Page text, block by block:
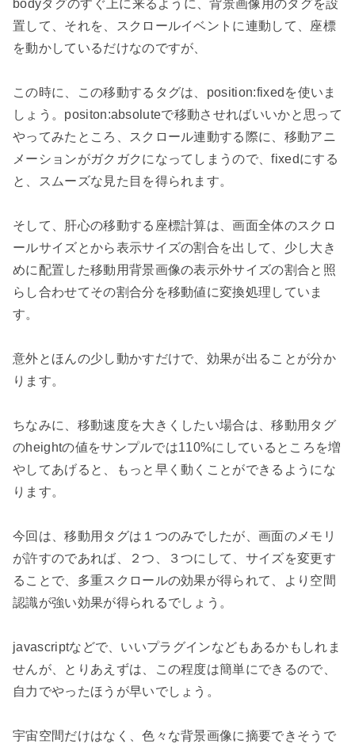
bodyタグのすぐ上に来るように、背景画像用のタグを設
置して、それを、スクロールイベントに連動して、座標
を動かしているだけなのですが、
この時に、この移動するタグは、position:fixedを使いま
しょう。positon:absoluteで移動させればいいかと思って
やってみたところ、スクロール連動する際に、移動アニ
メーションがガクガクになってしまうので、fixedにする
と、スムーズな見た目を得られます。
そして、肝心の移動する座標計算は、画面全体のスクロ
ールサイズとから表示サイズの割合を出して、少し大き
めに配置した移動用背景画像の表示外サイズの割合と照
らし合わせてその割合分を移動値に変換処理していま
す。
意外とほんの少し動かすだけで、効果が出ることが分か
ります。
ちなみに、移動速度を大きくしたい場合は、移動用タグ
のheightの値をサンプルでは110%にしているところを増
やしてあげると、もっと早く動くことができるようにな
ります。
今回は、移動用タグは１つのみでしたが、画面のメモリ
が許すのであれば、２つ、３つにして、サイズを変更す
ることで、多重スクロールの効果が得られて、より空間
認識が強い効果が得られるでしょう。
javascriptなどで、いいプラグインなどもあるかもしれま
せんが、とりあえずは、この程度は簡単にできるので、
自力でやったほうが早いでしょう。
宇宙空間だけはなく、色々な背景画像に摘要できそうで